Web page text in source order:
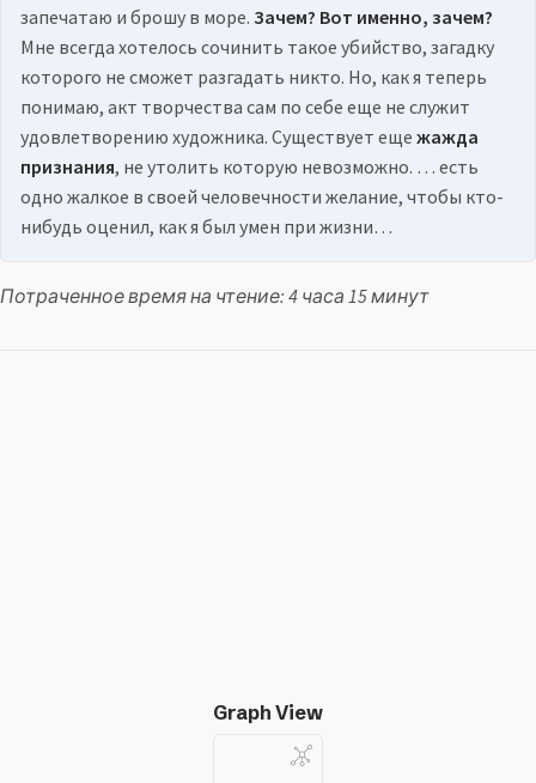
запечатаю и брошу в море. Зачем? Вот именно, зачем?
Мне всегда хотелось сочинить такое убийство, загадку
которого не сможет разгадать никто. Но, как я теперь
понимаю, акт творчества сам по себе еще не служит
удовлетворению художника. Существует еще жажда
признания, не утолить которую невозможно. … есть
одно жалкое в своей человечности желание, чтобы кто-
нибудь оценил, как я был умен при жизни…
Потраченное время на чтение: 4 часа 15 минут
Graph View